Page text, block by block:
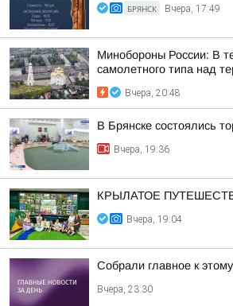
БРЯНСК Вчера, 17:49
Минобороны России: В
самолетного типа над
Вчера, 20:48
В Брянске состоялись
Вчера, 19:36
КРЫЛАТОЕ
Вчера, 19:04
Собрали главное к
Вчера, 23:30